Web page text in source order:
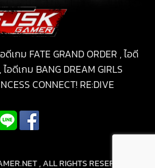
เกม FATE GRAND ORDER , ไอดี
อดีเกม BANG DREAM GIRLS
CONNECT! RE:DIVE
, ALL RIGHTS RESERVED.